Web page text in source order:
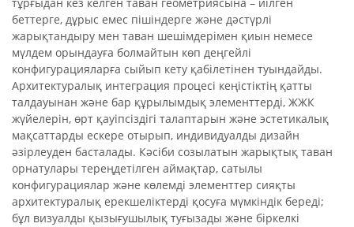
беттерге, дұрыс емес пішіндерге және дәстүрлі
жарықтандыру мен таван шешімдерімен қиын немесе
мүлдем орындауға болмайтын көп деңгейлі
конфигурацияларға сыйып кету қабілетінен туындайды.
Архитектуралық интеграция процесі кеңістіктің қатты
талдауынан және бар құрылымдық элементтерді, ЖЖК
жүйелерін, өрт қауіпсіздігі талаптарын және эстетикалық
мақсаттарды ескере отырып, индивидуалды дизайн
әзірлеуден басталады. Кәсіби созылатын жарықтық таван
орнатулары тереңдетілген аймақтар, сатылы
конфигурациялар және көлемді элементтер сияқты
архитектуралық ерекшеліктерді қосуға мүмкіндік береді;
бұл визуалды қызығушылық туғызады және біркелкі